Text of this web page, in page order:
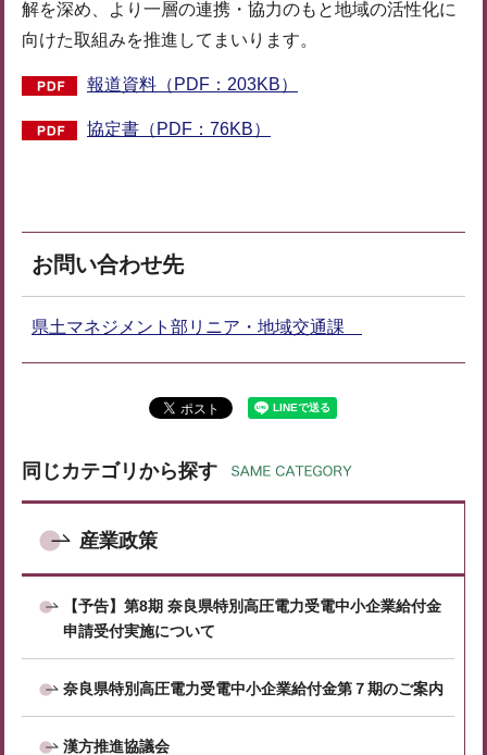
解を深め、より一層の連携・協力のもと地域の活性化に
向けた取組みを推進してまいります。
報道資料（PDF：203KB）
協定書（PDF：76KB）
お問い合わせ先
県土マネジメント部リニア・地域交通課
同じカテゴリから探す
産業政策
【予告】第8期 奈良県特別高圧電力受電中小企業給付金
申請受付実施について
奈良県特別高圧電力受電中小企業給付金第７期のご案内
漢方推進協議会